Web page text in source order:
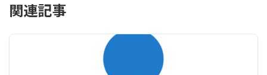
関連記事